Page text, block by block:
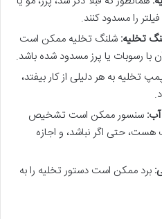
را مسدود کنند.
تخلیه: شلنگ تخلیه ممکن است
با رسوبات یا پرز مسدود شده باشد.
تخلیه به هر دلیلی از کار بیفتد،
سنسور ممکن است تشخیص
حتی اگر نباشد، و اجازه
برد ممکن است دستور تخلیه را به